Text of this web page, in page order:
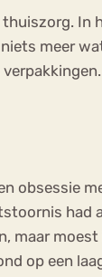
In
niets meer
obsessie
had
op een